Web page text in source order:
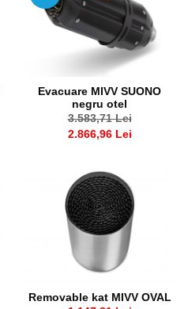
Evacuare MIVV SUONO
negru otel
3.583,71 Lei
2.866,96 Lei
Removable kat MIVV OVAL